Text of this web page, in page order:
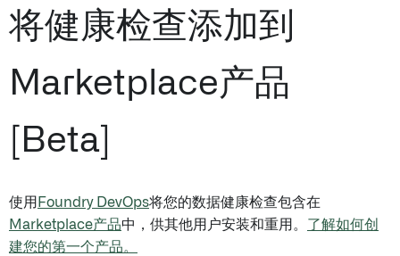
将健康检查添加到
Marketplace产品
[Beta]
使用 Foundry DevOps将您的数据健康检查包含在
Marketplace产品中，供其他用户安装和重用。 了解如何创
建您的第一个产品。